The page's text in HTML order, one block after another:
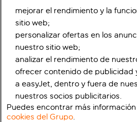
mejorar el rendimiento y la
sitio web;
personalizar ofertas en los
nuestro sitio web;
analizar el rendimiento de
ofrecer contenido de
a easyJet, dentro y fuera de
nuestros socios publicitarios.
Puedes encontrar más
cookies del Grupo.